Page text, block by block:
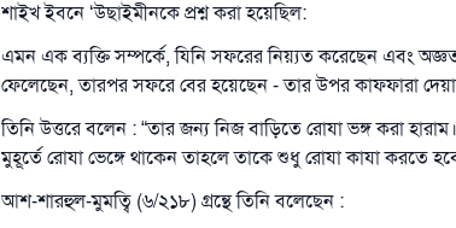
শাইখ ইবনে ‘উছাইমীনকে প্রশ্ন করা হয়েছিল:
এমন এক ব্যক্তি সম্পর্কে, যিনি সফরের নিয়্যত করেছেন এবং
ফেলেছেন, তারপর সফরে বের হয়েছেন - তার উপর কাফফারা
তিনি উত্তরে বলেন : “তার জন্য নিজ বাড়িতে রোযা ভঙ্গ করা
মুহূর্তে রোযা ভেঙ্গে থাকেন তাহলে তাকে শুধু রোযা কাযা করতে
আশ-শারহুল-মুমত্বি (৬/২১৮) গ্রন্থে তিনি বলেছেন :
উত্তর নম্বর ১১০৮৪৫ একটি
উম্মাহকে উত্তর দিতে
রাসূল সাল্লাল্লাহু আলাইহি
যে ব্যক্তি সৎ কর্মের পথ দেখাবে সে
(সহিহ মুসলিম;